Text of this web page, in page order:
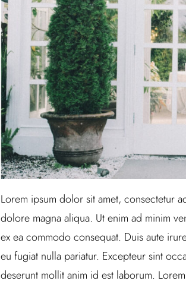
Lorem ipsum dolor sit amet, consectetur
dolore magna aliqua. Ut enim ad minim
ex ea commodo consequat. Duis aute
eu fugiat nulla pariatur. Excepteur sint
deserunt mollit anim id est laborum.